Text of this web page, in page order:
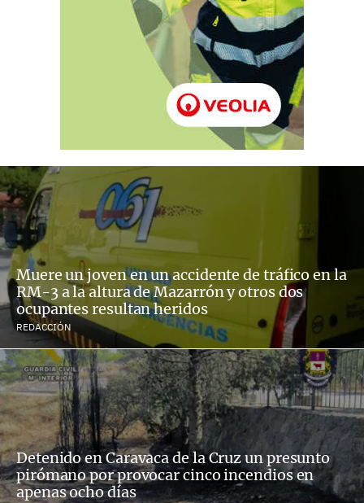
Muere un joven en un accidente de tráfico en la
RM-3 a la altura de Mazarrón y otros dos
ocupantes resultan heridos
REDACCIÓN
Detenido en Caravaca de la Cruz un presunto
pirómano por provocar cinco incendios en
apenas ocho días